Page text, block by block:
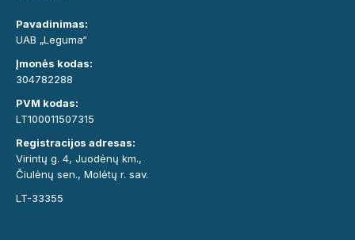
Pavadinimas:
UAB „Leguma“
Įmonės kodas:
304782288
PVM kodas:
LT100011507315
Registracijos adresas:
Virintų g. 4, Juodėnų km.,
Čiulėnų sen., Molėtų r. sav.
LT-33355